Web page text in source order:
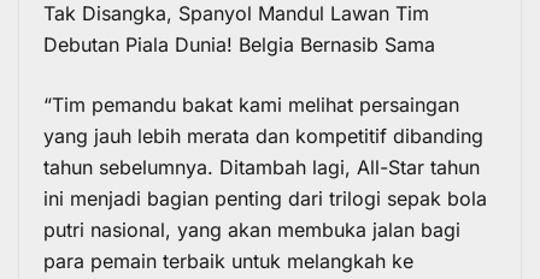
Tak Disangka, Spanyol Mandul Lawan Tim
Debutan Piala Dunia! Belgia Bernasib Sama
“Tim pemandu bakat kami melihat persaingan
yang jauh lebih merata dan kompetitif dibanding
tahun sebelumnya. Ditambah lagi, All-Star tahun
ini menjadi bagian penting dari trilogi sepak bola
putri nasional, yang akan membuka jalan bagi
para pemain terbaik untuk melangkah ke